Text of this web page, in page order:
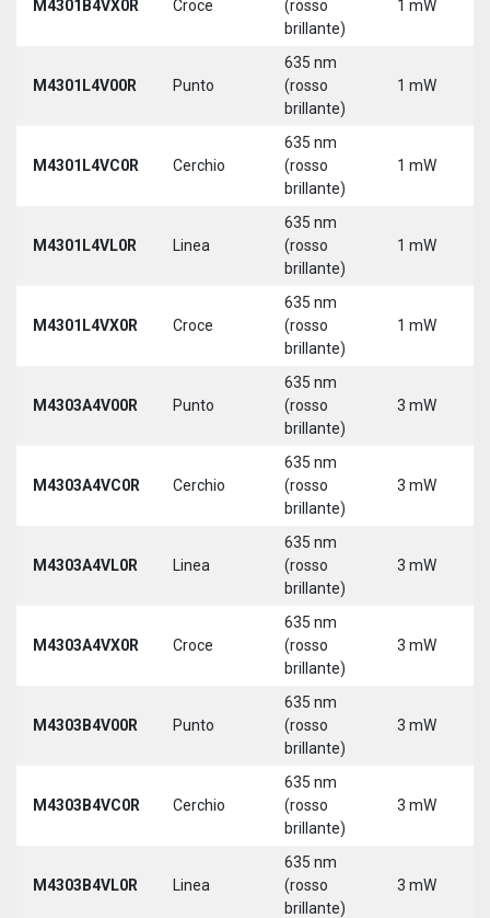
M4301B4VX0R Croce
(rosso
brillante)
1 mW
M4301L4V00R Punto
635 nm
(rosso
brillante)
1 mW
M4301L4VC0R Cerchio
635 nm
(rosso
brillante)
1 mW
M4301L4VL0R Linea
635 nm
(rosso
brillante)
1 mW
M4301L4VX0R Croce
635 nm
(rosso
brillante)
1 mW
M4303A4V00R Punto
635 nm
(rosso
brillante)
3 mW
M4303A4VC0R Cerchio
635 nm
(rosso
brillante)
3 mW
M4303A4VL0R Linea
635 nm
(rosso
brillante)
3 mW
M4303A4VX0R Croce
635 nm
(rosso
brillante)
3 mW
M4303B4V00R Punto
635 nm
(rosso
brillante)
3 mW
M4303B4VC0R Cerchio
635 nm
(rosso
brillante)
3 mW
M4303B4VL0R Linea
635 nm
(rosso
brillante)
3 mW